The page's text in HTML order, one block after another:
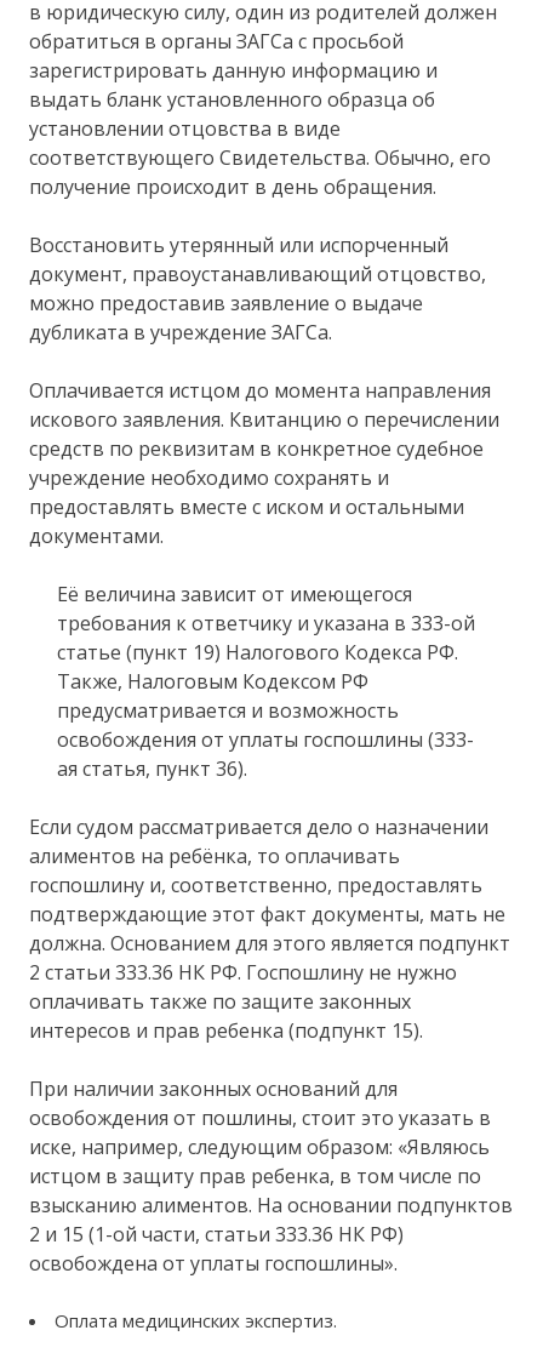
в юридическую силу, один из родителей должен
обратиться в органы ЗАГСа с просьбой
зарегистрировать данную информацию и
выдать бланк установленного образца об
установлении отцовства в виде
соответствующего Свидетельства. Обычно, его
получение происходит в день обращения.
Восстановить утерянный или испорченный
документ, правоустанавливающий отцовство,
можно предоставив заявление о выдаче
дубликата в учреждение ЗАГСа.
Оплачивается истцом до момента направления
искового заявления. Квитанцию о перечислении
средств по реквизитам в конкретное судебное
учреждение необходимо сохранять и
предоставлять вместе с иском и остальными
документами.
Её величина зависит от имеющегося
требования к ответчику и указана в 333-ой
статье (пункт 19) Налогового Кодекса РФ.
Также, Налоговым Кодексом РФ
предусматривается и возможность
освобождения от уплаты госпошлины (333-
ая статья, пункт 36).
Если судом рассматривается дело о назначении
алиментов на ребёнка, то оплачивать
госпошлину и, соответственно, предоставлять
подтверждающие этот факт документы, мать не
должна. Основанием для этого является подпункт
2 статьи 333.36 НК РФ. Госпошлину не нужно
оплачивать также по защите законных
интересов и прав ребенка (подпункт 15).
При наличии законных оснований для
освобождения от пошлины, стоит это указать в
иске, например, следующим образом: «Являюсь
истцом в защиту прав ребенка, в том числе по
взысканию алиментов. На основании подпунктов
2 и 15 (1-ой части, статьи 333.36 НК РФ)
освобождена от уплаты госпошлины».
Оплата медицинских экспертиз.